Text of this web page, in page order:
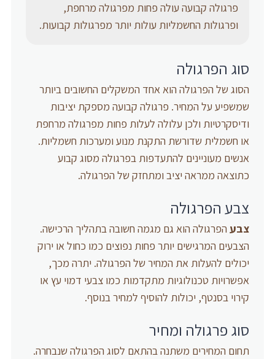
פרגולה קבועה עולה פחות מפרגולה מרחפת,
ופרגולות החשמליות עולות יותר מפרגולות קבועות.
סוג הפרגולה
הסוג של הפרגולה הוא אחד המשקלים החשובים ביותר
שמשפיע על המחיר. פרגולה קבועה מספקת יציבות
ודיסקרטיות ולכן עלולה לעלות פחות מפרגולה מרחפת
או חשמלית שדורשת התקנת מנוע ומערכות חשמליות.
אנשים מעוניינים להתעדפות בפרגולה מסוג קבוע
כתוצאה ממראה יציב ומתחזק של הפרגולה.
צבע הפרגולה
צבעהפרגולה הוא גם מגמה חשובה בתהליך הרכישה.
הצבעים המרגישים יותר פחות נפוצים כמו כחול או ירוק
יכולים להעלות את המחיר של הפרגולה. יתרה מכך,
אפשרויות טכנולוגיות מתקדמות כמו צבעי דמוי עץ או
קירוי בסנטף, יכולות להוסיף למחיר בנוסף.
סוג פרגולה ומחיר
תחום המחירים משתנה בהתאם לסוג הפרגולה שנבחרה.